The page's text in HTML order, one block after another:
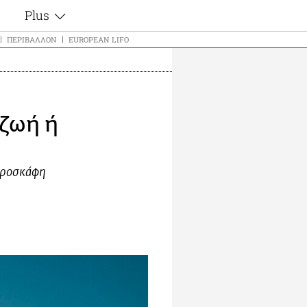
Plus
Θέματα
Videos
Εξομολογήσεις
Απώλειες
ΠΕΡΙΒΆΛΛΟΝ EUROPEAN LIFO
ή